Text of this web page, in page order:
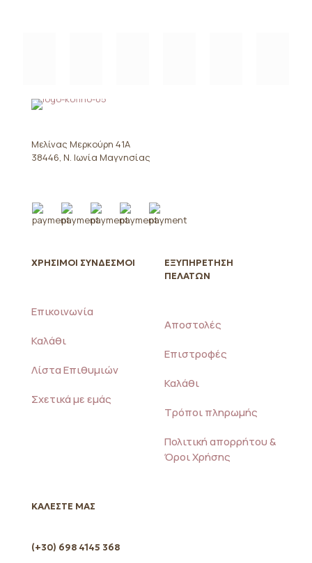
Μελίνας Μερκούρη 41Α
38446, Ν. Ιωνία Μαγνησίας
ΧΡΗΣΙΜΟΙ ΣΥΝΔΕΣΜΟΙ
Επικοινωνία
Καλάθι
Λίστα Επιθυμιών
Σχετικά με εμάς
ΕΞΥΠΗΡΕΤΗΣΗ
ΠΕΛΑΤΩΝ
Αποστολές
Επιστροφές
Καλάθι
Τρόποι πληρωμής
Πολιτική απορρήτου &
Όροι Χρήσης
ΚΑΛΕΣΤΕ ΜΑΣ
(+30) 698 4145 368